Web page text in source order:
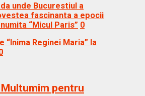
unde Bucurestiul a
fascinanta a epocii
“Micul Paris” 0
“Inima Reginei Maria” la
Multumim pentru